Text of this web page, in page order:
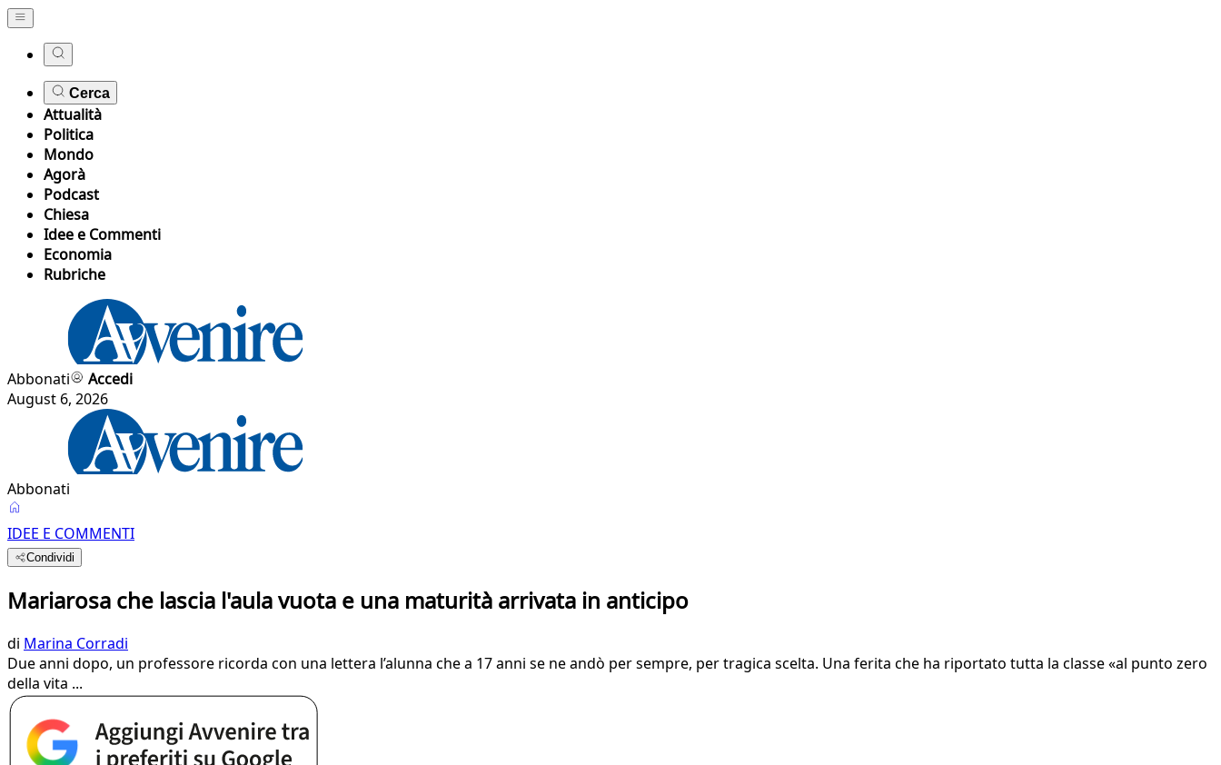
Cerca
Attualità
Politica
Mondo
Agorà
Podcast
Chiesa
Idee e Commenti
Economia
Rubriche
Abbonati
Accedi
August 6, 2026
Abbonati
IDEE E COMMENTI
Condividi
Mariarosa che lascia l'aula vuota e una maturità arrivata in anticipo
di Marina Corradi
Due anni dopo, un professore ricorda con una lettera l’alunna che a 17 anni se ne andò per sempre, per tragica scelta. Una ferita che ha riportato tutta la classe «al punto zero
della vita ...